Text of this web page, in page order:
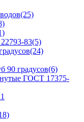
(25)
83(5)
(24)
90 градусов(6)
ГОСТ 17375-